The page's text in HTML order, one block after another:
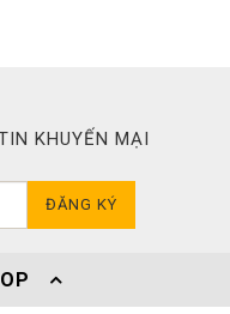
KHUYẾN MẠI
ĐĂNG KÝ